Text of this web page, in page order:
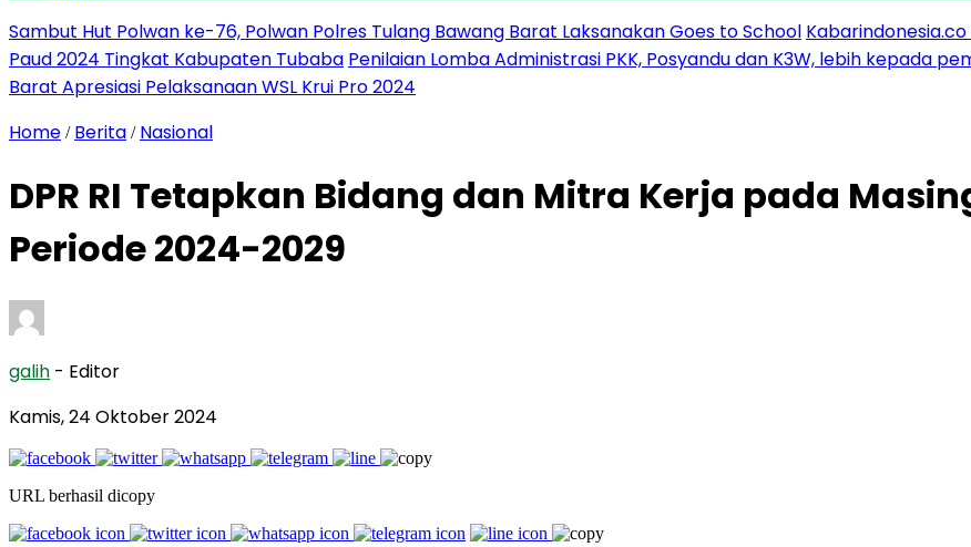
Sambut Hut Polwan ke-76, Polwan Polres Tulang Bawang Barat Laksanakan Goes to School Kabarindonesia.co
Paud 2024 Tingkat Kabupaten Tubaba Penilaian Lomba Administrasi PKK, Posyandu dan K3W, lebih kepada
Barat Apresiasi Pelaksanaan WSL Krui Pro 2024
Home / Berita / Nasional
DPR RI Tetapkan Bidang dan Mitra Kerja pada
Periode 2024-2029
galih - Editor
Kamis, 24 Oktober 2024
URL berhasil dicopy